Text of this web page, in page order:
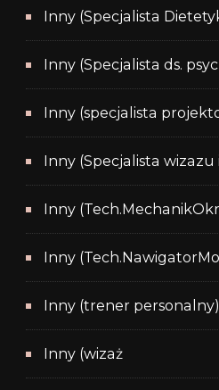
Inny (Specjalista
Inny (Specjalista ds.
Inny (specjalista
Inny (Specjalista wizazu
Inny
Inny
Inny (trener personalny)
Inny (wizaż